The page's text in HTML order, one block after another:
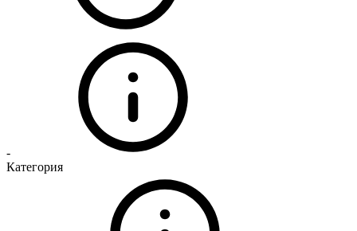
-
Категория